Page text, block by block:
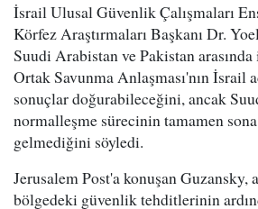
İsrail Ulusal Güvenlik Çalışmaları
Körfez Araştırmaları Başkanı Dr.
Suudi Arabistan ve Pakistan
Ortak Savunma Anlaşması'nın İsrail
sonuçlar doğurabileceğini, ancak
normalleşme sürecinin tamamen
gelmediğini söyledi.
Jerusalem Post'a konuşan Guzansky,
bölgedeki güvenlik tehditlerinin